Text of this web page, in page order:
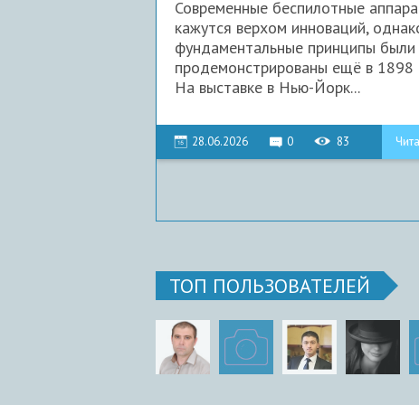
Современные беспилотные
кажутся верхом инноваций,
фундаментальные принципы были
продемонстрированы ещё в 1898
На выставке в Нью-Йорк...
28.06.2026 0 83
ТОП ПОЛЬЗОВАТЕЛЕЙ